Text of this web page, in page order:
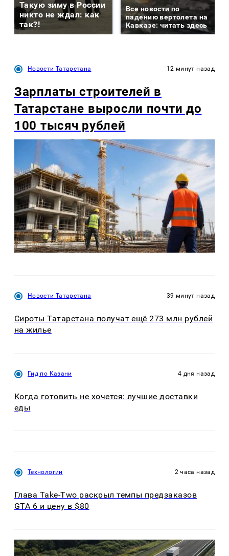
Такую зиму в России
никто не ждал: как
так?!
Все новости по
падению вертолета на
Кавказе: читать здесь
Новости Татарстана 12 минут назад
Зарплаты строителей в
Татарстане выросли почти до
100 тысяч рублей
Новости Татарстана 39 минут назад
Сироты Татарстана получат ещё 273 млн рублей
на жилье
Гид по Казани 4 дня назад
Когда готовить не хочется: лучшие доставки
еды
Технологии 2 часа назад
Глава Take-Two раскрыл темпы предзаказов
GTA 6 и цену в $80